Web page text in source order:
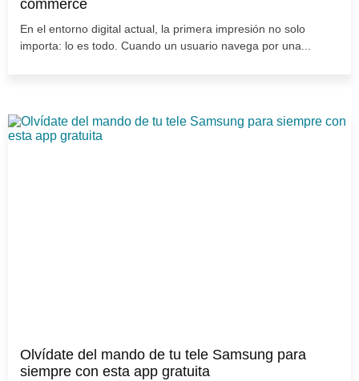
commerce
En el entorno digital actual, la primera impresión no solo
importa: lo es todo. Cuando un usuario navega por una...
Olvídate del mando de tu tele Samsung para
siempre con esta app gratuita